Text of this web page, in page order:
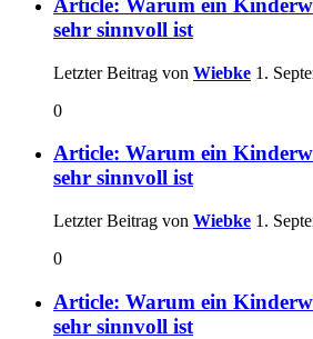
Article: Warum ein
sehr sinnvoll ist
Letzter Beitrag von Wiebke 1.
0
Article: Warum ein
sehr sinnvoll ist
Letzter Beitrag von Wiebke 1.
0
Article: Warum ein
sehr sinnvoll ist